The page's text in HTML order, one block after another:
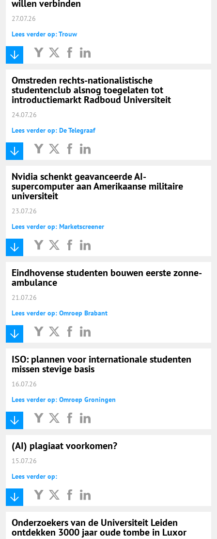
willen verbinden
27.07.26
Lees verder op: Trouw
Omstreden rechts-nationalistische
studentenclub alsnog toegelaten tot
introductiemarkt Radboud Universiteit
24.07.26
Lees verder op: De Telegraaf
Nvidia schenkt geavanceerde AI-
supercomputer aan Amerikaanse militaire
universiteit
23.07.26
Lees verder op: Marketscreener
Eindhovense studenten bouwen eerste zonne-
ambulance
21.07.26
Lees verder op: Omroep Brabant
ISO: plannen voor internationale studenten
missen stevige basis
16.07.26
Lees verder op: Omroep Groningen
(AI) plagiaat voorkomen?
15.07.26
Lees verder op:
Onderzoekers van de Universiteit Leiden
ontdekken 3000 jaar oude tombe in Luxor